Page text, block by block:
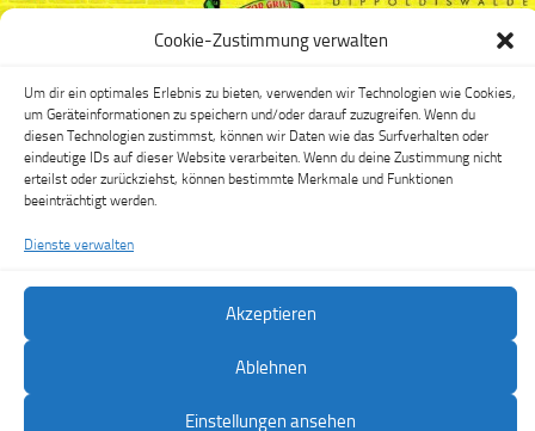
Cookie-Zustimmung verwalten
Um dir ein optimales Erlebnis zu bieten, verwenden wir Technologien wie Cookies,
um Geräteinformationen zu speichern und/oder darauf zuzugreifen. Wenn du
diesen Technologien zustimmst, können wir Daten wie das Surfverhalten oder
eindeutige IDs auf dieser Website verarbeiten. Wenn du deine Zustimmung nicht
erteilst oder zurückziehst, können bestimmte Merkmale und Funktionen
beeinträchtigt werden.
Dienste verwalten
Akzeptieren
Ablehnen
Einstellungen ansehen
FSV Dippoldiswalde e.V. © 2026. Alle Rechte vorbehalten.